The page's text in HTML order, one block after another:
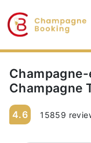
Champagne
4.6 15859